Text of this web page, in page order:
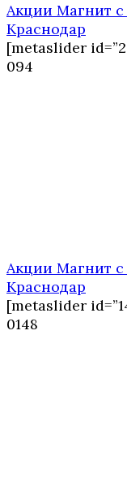
Акции Магнит с
Краснодар
[metaslider
094
Акции Магнит с
Краснодар
[metaslider
0148